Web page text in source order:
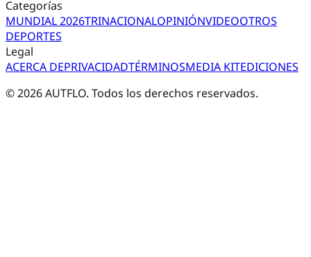
Categorías
MUNDIAL 2026TRINACIONALOPINIÓNVIDEOOTROS
DEPORTES
Legal
ACERCA DEPRIVACIDADTÉRMINOSMEDIA KITEDICIONES
©2026AUTFLO. Todos los derechos reservados.